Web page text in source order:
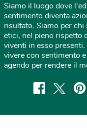
Siamo il luogo dove
sentimento diventa
risultato. Siamo per
etici, nel pieno rispetto
viventi in esso
vivere con sentimento
agendo per rendere il